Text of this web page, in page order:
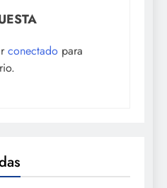
conectado para